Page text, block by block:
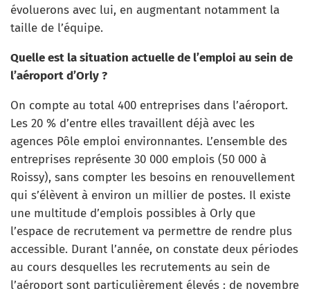
évoluerons avec lui, en augmentant notamment la
taille de l’équipe.
Quelle est la situation actuelle de l’emploi au sein de
l’aéroport d’Orly ?
On compte au total 400 entreprises dans l’aéroport.
Les 20 % d’entre elles travaillent déjà avec les
agences Pôle emploi environnantes. L’ensemble des
entreprises représente 30 000 emplois (50 000 à
Roissy), sans compter les besoins en renouvellement
qui s’élèvent à environ un millier de postes. Il existe
une multitude d’emplois possibles à Orly que
l’espace de recrutement va permettre de rendre plus
accessible. Durant l’année, on constate deux périodes
au cours desquelles les recrutements au sein de
l’aéroport sont particulièrement élevés : de novembre